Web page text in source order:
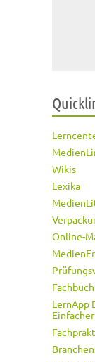
Wikis
Lexika
Online-
LernApp